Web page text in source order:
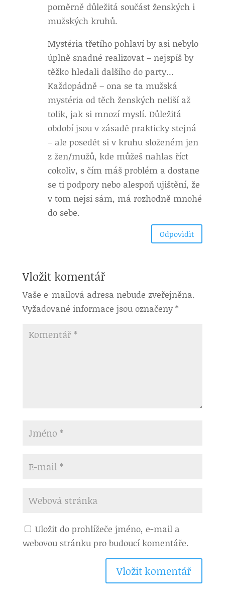
poměrně důležitá součást ženských i
mužských kruhů.
Mystéria třetího pohlaví by asi nebylo
úplně snadné realizovat – nejspíš by
těžko hledali dalšího do party…
Každopádně – ona se ta mužská
mystéria od těch ženských neliší až
tolik, jak si mnozí myslí. Důležitá
období jsou v zásadě prakticky stejná
– ale posedět si v kruhu složeném jen
z žen/mužů, kde můžeš nahlas říct
cokoliv, s čím máš problém a dostane
se ti podpory nebo alespoň ujištění, že
v tom nejsi sám, má rozhodně mnohé
do sebe.
Odpovìdìt
Vložit komentář
Vaše e-mailová adresa nebude zveřejněna.
Vyžadované informace jsou označeny*
Uložit do prohlížeče jméno, e-mail a
webovou stránku pro budoucí komentáře.